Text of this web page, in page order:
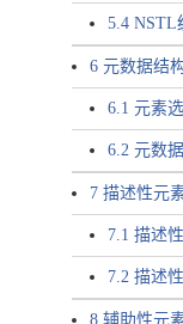
5.4 NSTL
6 元数据结
6.1 元素
6.2 元数
7 描述性元
7.1 描述
7.2 描述
8 辅助性元